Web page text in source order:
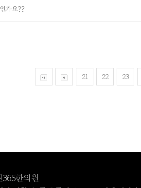
가요??
21 22 23
365한의원